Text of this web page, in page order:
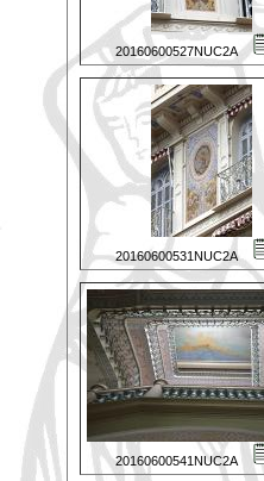
20160600527NUC2A
20160600531NUC2A
20160600541NUC2A